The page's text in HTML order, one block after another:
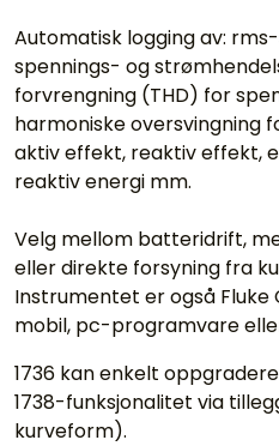
Automatisk logging av:
spennings- og
forvrengning (THD) for
harmoniske oversvingning
aktiv effekt, reaktiv effekt,
reaktiv energi mm.
Velg mellom batteridrift,
eller direkte forsyning fra
Instrumentet er også
mobil, pc-programvare
1736 kan enkelt
1738-funksjonalitet via
kurveform).